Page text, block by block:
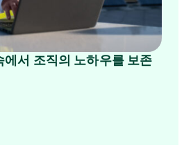
에서 조직의 노하우를 보존